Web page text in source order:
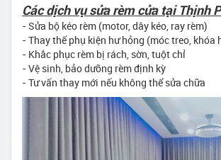
Các dịch vụ sửa rèm cửa tại Thịnh
- Sửa bộ kéo rèm (motor, dây kéo, ray rèm)
- Thay thế phụ kiện hư hỏng (móc treo, khóa
- Khắc phục rèm bị rách, sờn, tuột chỉ
- Vệ sinh, bảo dưỡng rèm định kỳ
- Tư vấn thay mới nếu không thể sửa chữa